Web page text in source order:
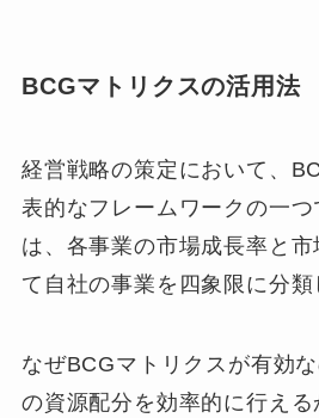
BCGマトリクスの活用法
経営戦略の策定において、
表的なフレームワークの一
は、各事業の市場成長率と
て自社の事業を四象限に分類
なぜBCGマトリクスが有効
の資源配分を効率的に行える